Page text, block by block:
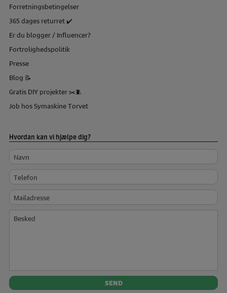
Forretningsbetingelser
365 dages returret ✔️
Er du blogger / Influencer?
Fortrolighedspolitik
Presse
Blog 📝
Gratis DIY projekter ✂️🧵
Job hos Symaskine Torvet
Hvordan kan vi hjælpe dig?
Navn
Telefon
Mailadresse
Besked